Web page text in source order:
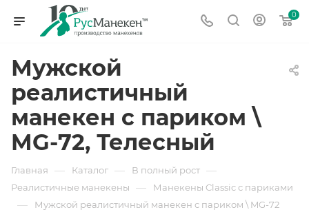
0
Мужской
реалистичный
манекен с париком \
MG-72, Телесный
Главная — Каталог — В полный рост —
Реалистичные манекены — Манекены Classic с париками
— Мужской реалистичный манекен с париком \ MG-72